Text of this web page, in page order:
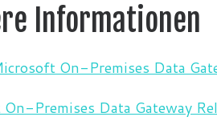
Informationen
On-Premises Data
Premises Data Gateway